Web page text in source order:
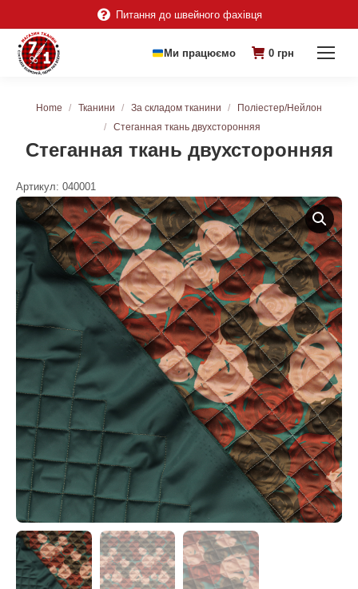
Питання до швейного фахівця
Ми працюємо 0 грн
Стеганная ткань двухсторонняя
You are here:
Home Тканини За складом тканини
Поліестер/Нейлон
Стеганная ткань двухсторонняя
Артикул: 040001